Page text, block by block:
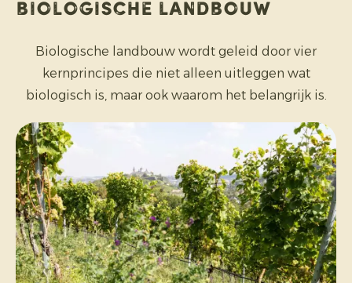
biologische landbouw
Biologische landbouw wordt geleid door vier
kernprincipes die niet alleen uitleggen wat
biologisch is, maar ook waarom het belangrijk is.